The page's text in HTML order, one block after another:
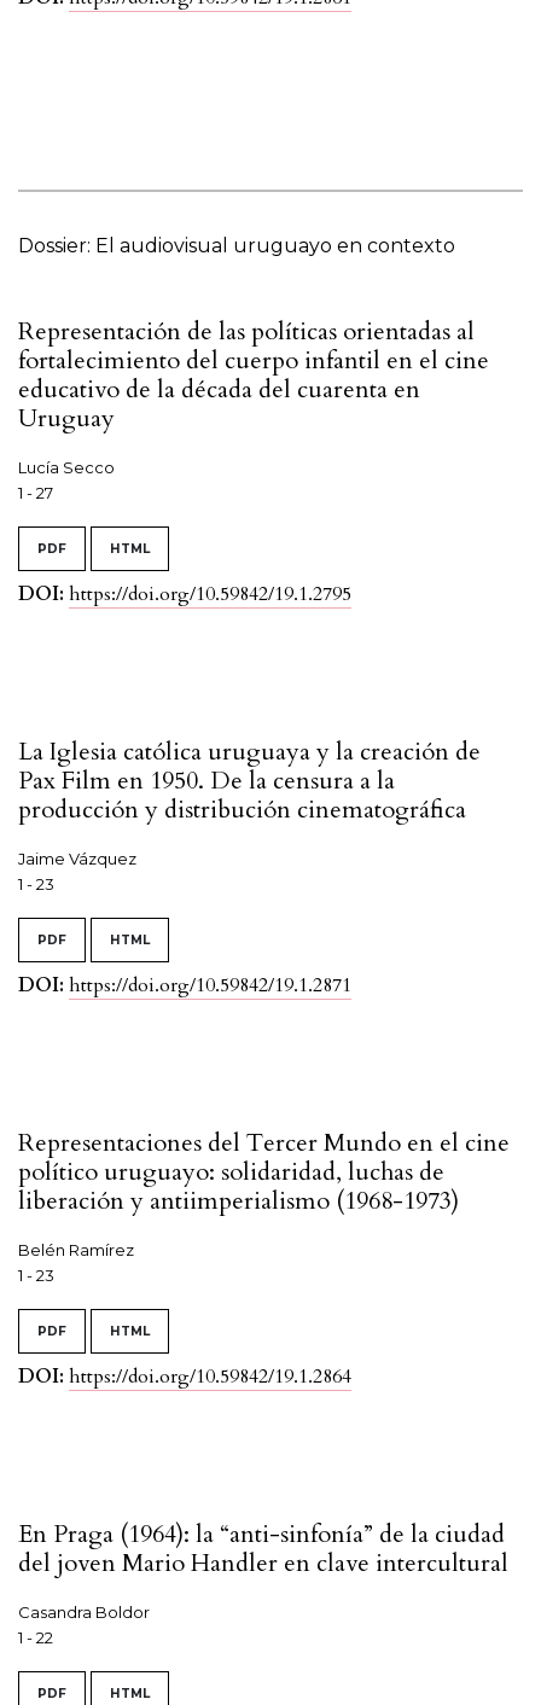
Dossier: El audiovisual uruguayo en contexto
Representación de las políticas orientadas al
fortalecimiento del cuerpo infantil en el cine
educativo de la década del cuarenta en
Uruguay
Lucía Secco
1 - 27
PDF HTML
DOI: https://doi.org/10.59842/19.1.2795
La Iglesia católica uruguaya y la creación de
Pax Film en 1950. De la censura a la
producción y distribución cinematográfica
Jaime Vázquez
1 - 23
PDF HTML
DOI: https://doi.org/10.59842/19.1.2871
Representaciones del Tercer Mundo en el cine
político uruguayo: solidaridad, luchas de
liberación y antiimperialismo (1968-1973)
Belén Ramírez
1 - 23
PDF HTML
DOI: https://doi.org/10.59842/19.1.2864
En Praga (1964): la “anti-sinfonía” de la ciudad
del joven Mario Handler en clave intercultural
Casandra Boldor
1 - 22
PDF HTML